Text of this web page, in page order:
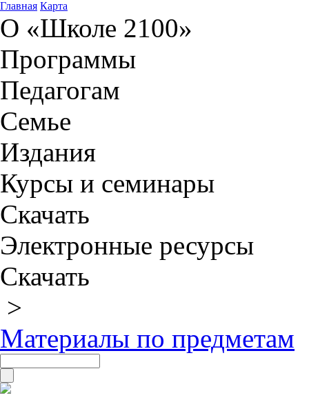
Главная Карта
О «Школе 2100»
Программы
Педагогам
Семье
Издания
Курсы и семинары
Скачать
Электронные ресурсы
Скачать
>
Материалы по предметам